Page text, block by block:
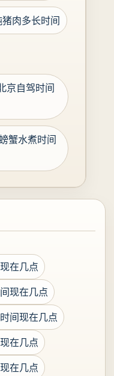
猪肉多长时间
京自驾时间
蟹水煮时间
在几点
现在几点
间现在几点
在几点
在几点